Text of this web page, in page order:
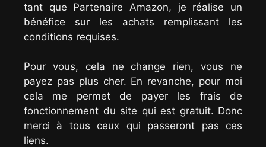
tant que Partenaire Amazon, je réalise un
bénéfice sur les achats remplissant les
conditions requises.
Pour vous, cela ne change rien, vous ne
payez pas plus cher. En revanche, pour moi
cela me permet de payer les frais de
fonctionnement du site qui est gratuit. Donc
merci à tous ceux qui passeront pas ces
liens.